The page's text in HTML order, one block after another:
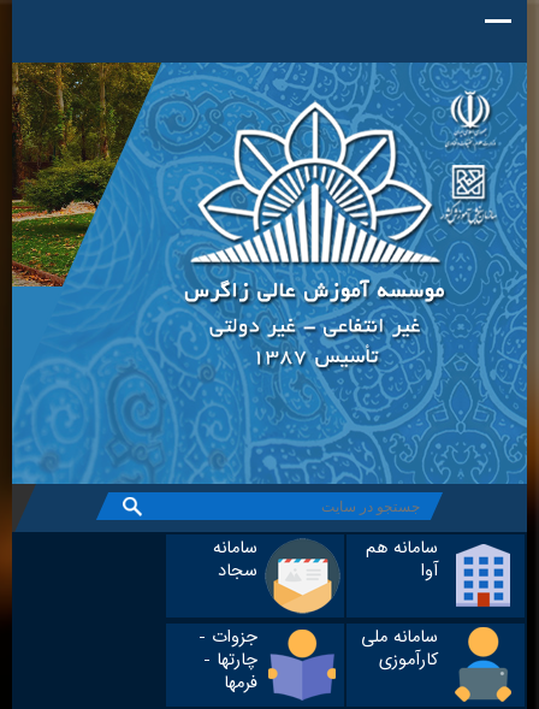
سامانه هم
آوا
سامانه
سجاد
سامانه ملی
کارآموزی
جزوات -
چارتها -
فرمها